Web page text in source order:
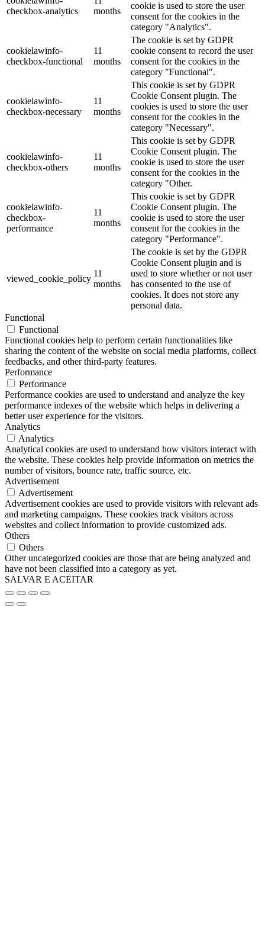
checkbox-analytics
months
cookie is used to store the user
consent for the cookies in the
category "Analytics".
cookielawinfo-
checkbox-functional
11
months
The cookie is set by GDPR
cookie consent to record the user
consent for the cookies in the
category "Functional".
cookielawinfo-
checkbox-necessary
11
months
This cookie is set by GDPR
Cookie Consent plugin. The
cookies is used to store the user
consent for the cookies in the
category "Necessary".
cookielawinfo-
checkbox-others
11
months
This cookie is set by GDPR
Cookie Consent plugin. The
cookie is used to store the user
consent for the cookies in the
category "Other.
cookielawinfo-
checkbox-
performance
11
months
This cookie is set by GDPR
Cookie Consent plugin. The
cookie is used to store the user
consent for the cookies in the
category "Performance".
viewed_cookie_policy
11
months
The cookie is set by the GDPR
Cookie Consent plugin and is
used to store whether or not user
has consented to the use of
cookies. It does not store any
personal data.
Functional
Functional
Functional cookies help to perform certain functionalities like
sharing the content of the website on social media platforms, collect
feedbacks, and other third-party features.
Performance
Performance
Performance cookies are used to understand and analyze the key
performance indexes of the website which helps in delivering a
better user experience for the visitors.
Analytics
Analytics
Analytical cookies are used to understand how visitors interact with
the website. These cookies help provide information on metrics the
number of visitors, bounce rate, traffic source, etc.
Advertisement
Advertisement
Advertisement cookies are used to provide visitors with relevant ads
and marketing campaigns. These cookies track visitors across
websites and collect information to provide customized ads.
Others
Others
Other uncategorized cookies are those that are being analyzed and
have not been classified into a category as yet.
SALVAR E ACEITAR